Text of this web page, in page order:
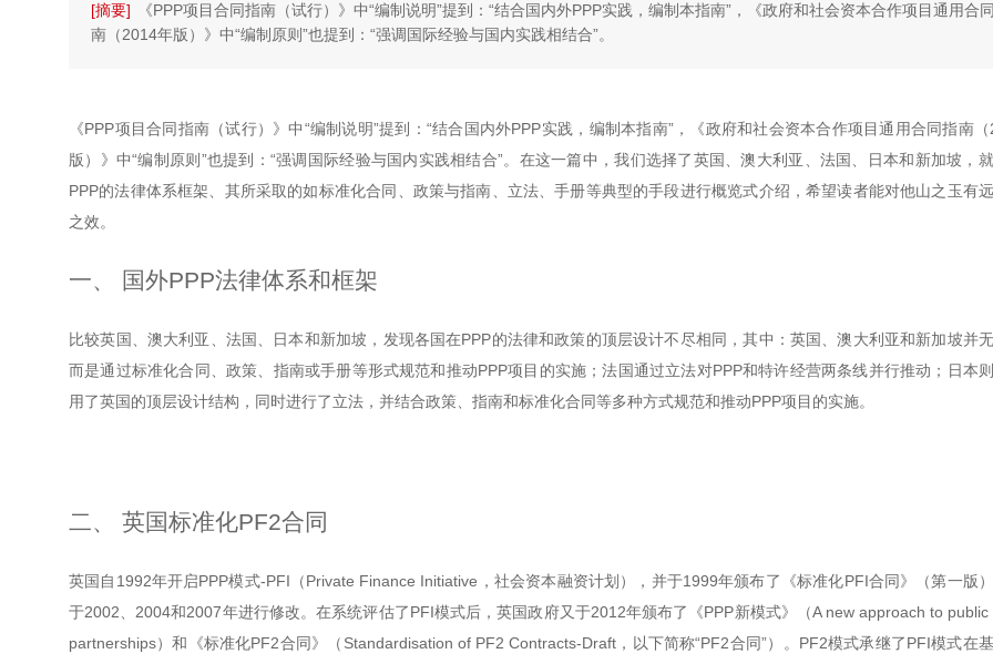
[摘要]
《PPP项目合同指南（试行）》中“编制说明”提到：“结合国内外PPP实践，编制本指南”，《政府和社会资本合作项目通用合
南（2014年版）》中“编制原则”也提到：“强调国际经验与国内实践相结合”。
《PPP项目合同指南（试行）》中“编制说明”提到：“结合国内外PPP实践，编制本指南”，《政府和社会资本合作项目通用合同指南
版）》中“编制原则”也提到：“强调国际经验与国内实践相结合”。在这一篇中，我们选择了英国、澳大利亚、法国、日本和新加坡，
PPP的法律体系框架、其所采取的如标准化合同、政策与指南、立法、手册等典型的手段进行概览式介绍，希望读者能对他山之玉有
之效。
一、 国外PPP法律体系和框架
比较英国、澳大利亚、法国、日本和新加坡，发现各国在PPP的法律和政策的顶层设计不尽相同，其中：英国、澳大利亚和新加坡并无
而是通过标准化合同、政策、指南或手册等形式规范和推动PPP项目的实施；法国通过立法对PPP和特许经营两条线并行推动；日本
用了英国的顶层设计结构，同时进行了立法，并结合政策、指南和标准化合同等多种方式规范和推动PPP项目的实施。
二、 英国标准化PF2合同
英国自1992年开启PPP模式-PFI（Private Finance Initiative，社会资本融资计划），并于1999年颁布了《标准化PFI合同》（第一版
于2002、2004和2007年进行修改。在系统评估了PFI模式后，英国政府又于2012年颁布了《PPP新模式》（A new approach to public
partnerships）和《标准化PF2合同》（Standardisation of PF2 Contracts-Draft，以下简称“PF2合同”）。PF2模式承继了PFI模式在